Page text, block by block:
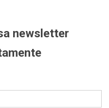
newsletter